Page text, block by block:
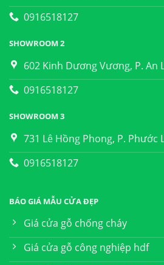
0916518127
SHOWROOM 2
602 Kinh Dương Vương, P. An
0916518127
SHOWROOM 3
731 Lê Hồng Phong, P. Phước
0916518127
BÁO GIÁ MẪU CỬA ĐẸP
Giá cửa gỗ chống cháy
Giá cửa gỗ công nghiệp hdf